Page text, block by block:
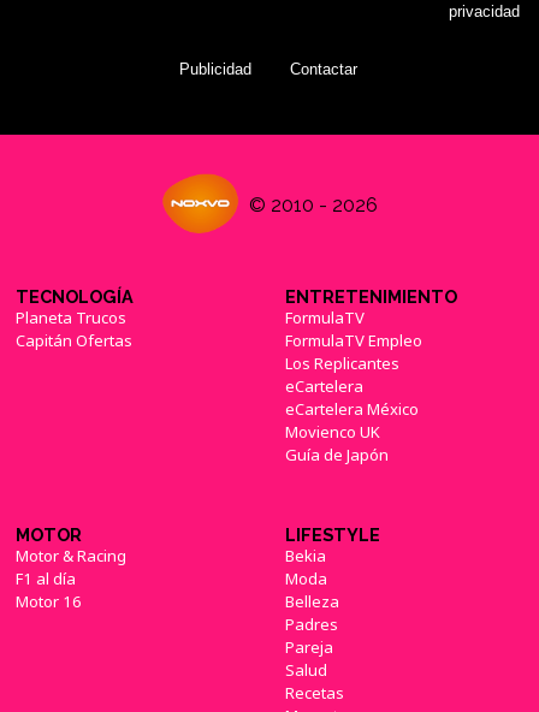
(14/01/2022)
'PlayerUnknown's Battlegrounds' para Xbox
One confirma fecha de lanzamiento
Xbox One X: Por fin Xbox One es realmente One
privacidad
Publicidad Contactar
© 2010 - 2026
TECNOLOGÍA
Planeta Trucos
Capitán Ofertas
ENTRETENIMIENTO
FormulaTV
FormulaTV Empleo
Los Replicantes
eCartelera
eCartelera México
Movienco UK
Guía de Japón
MOTOR
Motor & Racing
F1 al día
Motor 16
LIFESTYLE
Bekia
Moda
Belleza
Padres
Pareja
Salud
Recetas